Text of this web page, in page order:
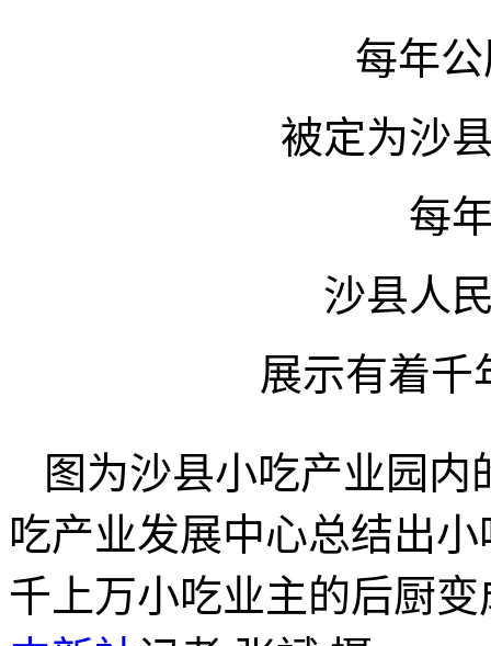
每年
被定为沙
每
沙县人
展示有着千
图为沙县小吃产业园
吃产业发展中心总结出
千上万小吃业主的后厨